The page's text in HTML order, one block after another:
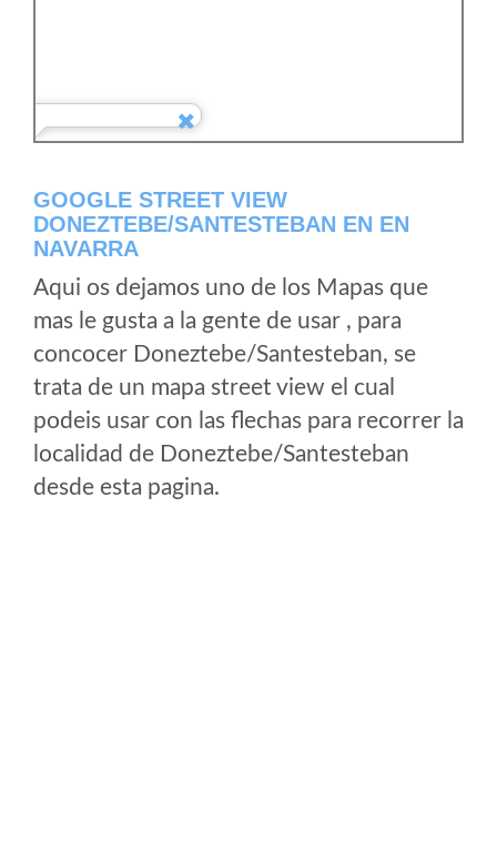
GOOGLE STREET VIEW
DONEZTEBE/SANTESTEBAN EN EN
NAVARRA
Aqui os dejamos uno de los Mapas que
mas le gusta a la gente de usar , para
concocer Doneztebe/Santesteban, se
trata de un mapa street view el cual
podeis usar con las flechas para recorrer la
localidad de Doneztebe/Santesteban
desde esta pagina.